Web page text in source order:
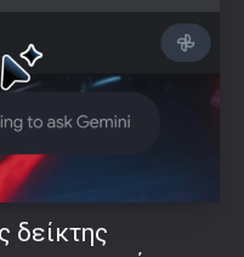
δείκτης